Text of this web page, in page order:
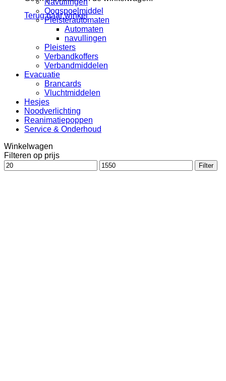
Terug naar winkel
Navullingen
Oogspoelmiddel
Pleisterautomaten
Automaten
navullingen
Pleisters
Verbandkoffers
Verbandmiddelen
Evacuatie
Brancards
Vluchtmiddelen
Hesjes
Noodverlichting
Reanimatiepoppen
Service & Onderhoud
Winkelwagen
Filteren op prijs
Min.
prijs
Max.
prijs
Filter